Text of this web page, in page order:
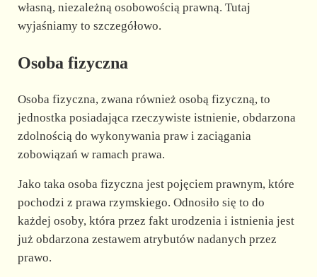
e
własną, niezależną osobowością prawną. Tutaj
wyjaśniamy to szczegółowo.
Osoba fizyczna
Osoba fizyczna, zwana również osobą fizyczną, to
jednostka posiadająca rzeczywiste istnienie, obdarzona
zdolnością do wykonywania praw i zaciągania
zobowiązań w ramach prawa.
Jako taka osoba fizyczna jest pojęciem prawnym, które
pochodzi z prawa rzymskiego. Odnosiło się to do
każdej osoby, która przez fakt urodzenia i istnienia jest
już obdarzona zestawem atrybutów nadanych przez
prawo.